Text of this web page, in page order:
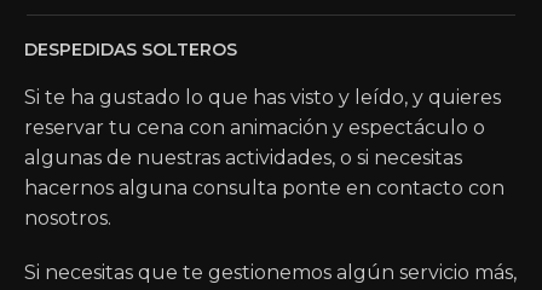
DESPEDIDAS SOLTEROS
Si te ha gustado lo que has visto y leído, y quieres
reservar tu cena con animación y espectáculo o
algunas de nuestras actividades, o si necesitas
hacernos alguna consulta ponte en contacto con
nosotros.
Si necesitas que te gestionemos algún servicio más,